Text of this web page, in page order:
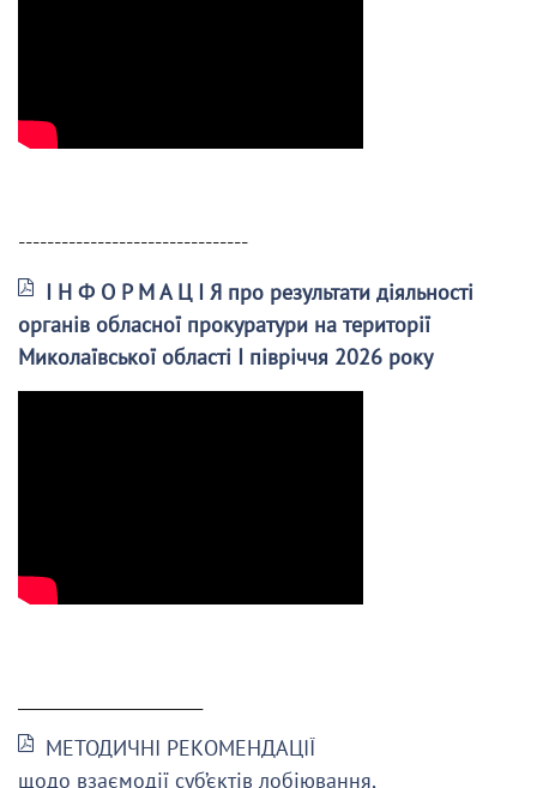
--------------------------------
І Н Ф О Р М А Ц І Я про результати діяльності
органів обласної прокуратури на території
Миколаївської області І півріччя 2026 року
МЕТОДИЧНІ РЕКОМЕНДАЦІЇ
щодо взаємодії суб’єктів лобіювання,